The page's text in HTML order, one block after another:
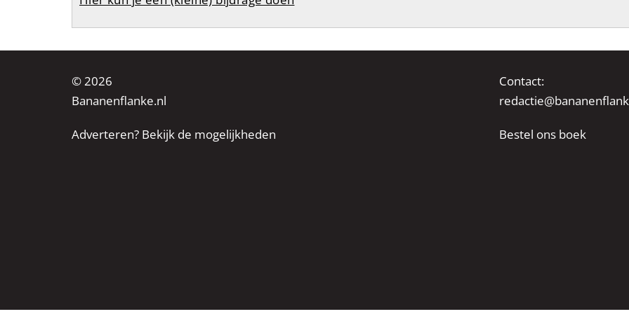
© 2026
Bananenflanke.nl
Adverteren? Bekijk de mogelijkheden
Contact:
Bestel ons boek